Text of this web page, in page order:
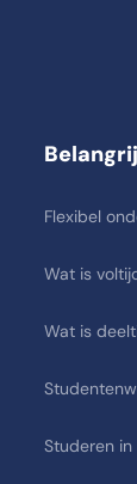
Flexibel
Wat is
Wat is
Studeren in